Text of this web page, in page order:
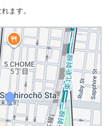
ます。